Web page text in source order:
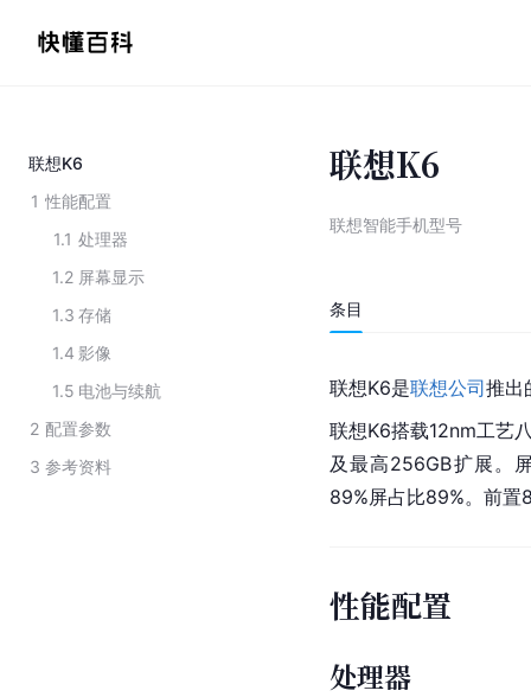
联想K6
1 性能配置
1.1 处理器
1.2 屏幕显示
1.3 存储
1.4 影像
1.5 电池与续航
2 配置参数
3 参考资料
联想K6
联想智能手机型号
条目
联想K6是联想公司推出
联想K6搭载12nm工艺
及最高256GB扩展。
89%屏占比89%。前
性能配置
处理器